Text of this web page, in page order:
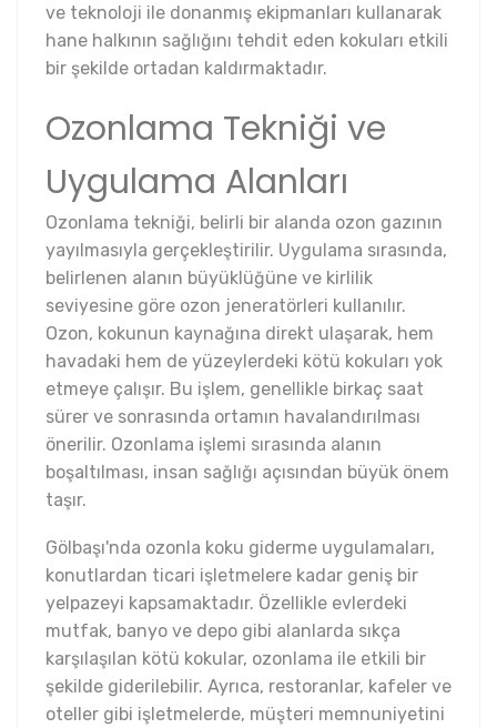
ve teknoloji ile donanmış ekipmanları kullanarak
hane halkının sağlığını tehdit eden kokuları etkili
bir şekilde ortadan kaldırmaktadır.
Ozonlama Tekniği ve
Uygulama Alanları
Ozonlama tekniği, belirli bir alanda ozon gazının
yayılmasıyla gerçekleştirilir. Uygulama sırasında,
belirlenen alanın büyüklüğüne ve kirlilik
seviyesine göre ozon jeneratörleri kullanılır.
Ozon, kokunun kaynağına direkt ulaşarak, hem
havadaki hem de yüzeylerdeki kötü kokuları yok
etmeye çalışır. Bu işlem, genellikle birkaç saat
sürer ve sonrasında ortamın havalandırılması
önerilir. Ozonlama işlemi sırasında alanın
boşaltılması, insan sağlığı açısından büyük önem
taşır.
Gölbaşı'nda ozonla koku giderme uygulamaları,
konutlardan ticari işletmelere kadar geniş bir
yelpazeyi kapsamaktadır. Özellikle evlerdeki
mutfak, banyo ve depo gibi alanlarda sıkça
karşılaşılan kötü kokular, ozonlama ile etkili bir
şekilde giderilebilir. Ayrıca, restoranlar, kafeler ve
oteller gibi işletmelerde, müşteri memnuniyetini